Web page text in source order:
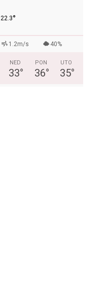
22.3°
1.2m/s 40%
NED
33°
PON
36°
UTO
35°